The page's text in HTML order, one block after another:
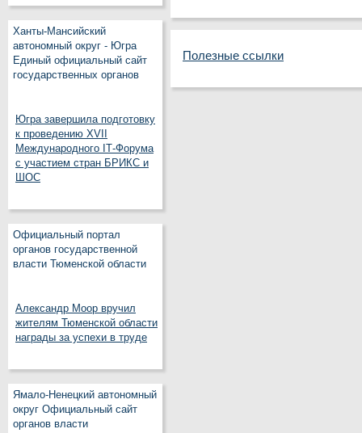
Ханты-Мансийский
автономный округ - Югра
Единый официальный сайт
государственных органов
Югра завершила подготовку
к проведению XVII
Международного IT‑Форума
с участием стран БРИКС и
ШОС
Официальный портал
органов государственной
власти Тюменской области
Александр Моор вручил
жителям Тюменской области
награды за успехи в труде
Ямало-Ненецкий автономный
округ Официальный сайт
органов власти
Полезные ссылки